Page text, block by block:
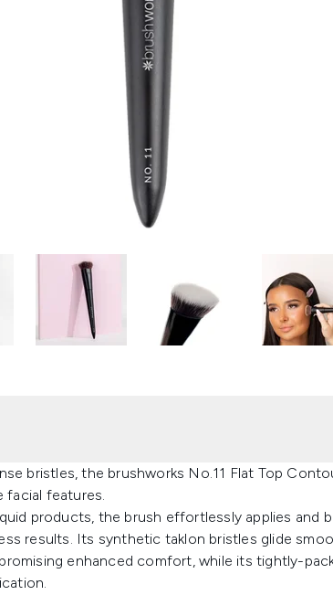
bristles, the brushworks No.11 Flat Top
facial features.
products, the brush effortlessly applies and
results. Its synthetic taklon bristles glide
enhanced comfort, while its tightly-